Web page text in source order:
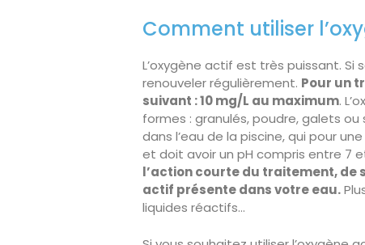
Comment utiliser
L’oxygène actif est très puissant.
renouveler régulièrement. Pour un
suivant : 10 mg/L au maximum.
formes : granulés, poudre, galets
dans l’eau de la piscine, qui pour
et doit avoir un pH compris entre 7
l’action courte du traitement, de
actif présente dans votre eau.
liquides réactifs…